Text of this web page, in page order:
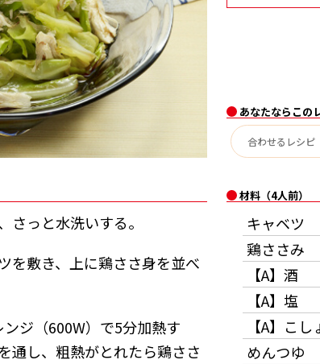
あなたならこの
さっと水洗いする。
を敷き、上に鶏ささ身を並べ
ンジ（600W）で5分加熱す
通し、粗熱がとれたら鶏ささ
材料（4人前）
キャベツ
鶏ささみ
【A】酒
【A】塩
【A】こし
めんつゆ